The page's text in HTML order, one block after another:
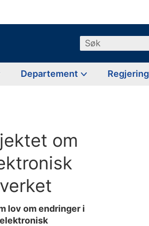
Søk
Departement Regjering
om
lov om endringer i